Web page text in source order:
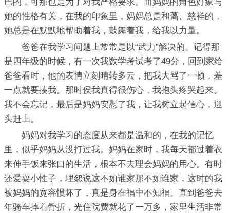
她的性格有关，在我的印象里，妈妈总是和蔼、慈祥的，
她总是在默默地帮助着我，鼓舞着我，给我以力量。
爸爸在我学习问题上常常是以“武力”解决的。记得那
是四年级的时候，有一次我数学考试考了49分，回到家给
爸爸看时，他的表情立刻晴转多云，把我大骂了一顿，差
一点就要揍我。那时侯我真得很伤心，我抱头疼哭起来。
我不会忘记，最后是妈妈安慰了我，让我树立起信心，迎
头赶上。
妈妈对我学习的态度从来都是温和的，在我的记忆
里，似乎妈妈从没打过我。妈妈在家时，我每天都过着衣
来伸手饭来张口的生活，根本不去理会妈妈的用心。有时
还爱耍小性子，埋怨说这不如谁家那不如谁家，这时的我
被妈妈的宽容惯坏了，真是身在福中不知福。直到爸爸去
年骑车摔着骨折，光住院费就花了一万多，家里生活非常